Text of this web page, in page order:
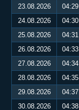
23.08.2026
04:29
24.08.2026
04:30
25.08.2026
04:31
26.08.2026
04:33
27.08.2026
04:34
28.08.2026
04:35
29.08.2026
04:37
30.08.2026
04:38